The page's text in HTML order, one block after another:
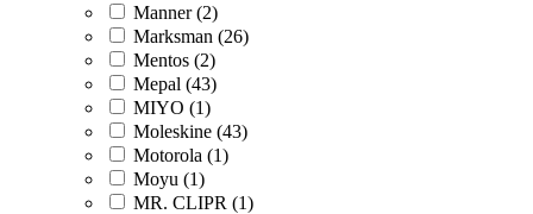
Manner (2)
Marksman (26)
Mentos (2)
Mepal (43)
MIYO (1)
Moleskine (43)
Motorola (1)
Moyu (1)
MR. CLIPR (1)